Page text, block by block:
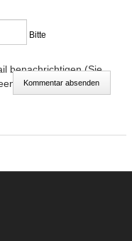
Bitte
benachrichtigen (Sie
Kommentar absenden